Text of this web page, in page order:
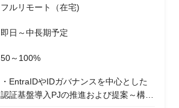
フルリモート（在宅)
即日～中長期予定
50～100%
・EntraIDやIDガバナンスを中心とした
認証基盤導入PJの推進および提案～構築